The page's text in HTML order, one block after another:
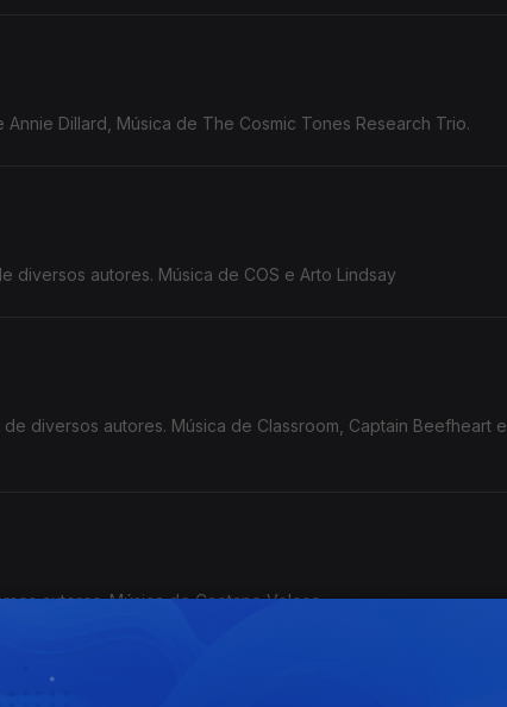
Dillard, Música de The Cosmic Tones Research Trio.
diversos autores. Música de COS e Arto Lindsay
diversos autores. Música de Classroom, Captain Beefheart e
autores. Música de Caetano Veloso